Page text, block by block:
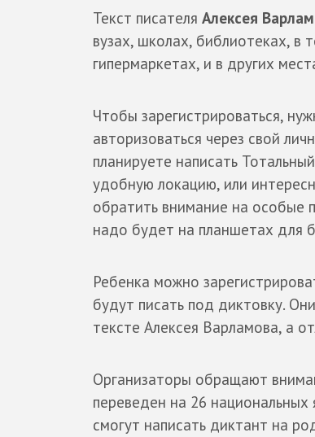
Текст писателя Алексея
вузах, школах, библиотеках, в
гипермаркетах, и в других
Чтобы зарегистрироваться,
авторизоваться через свой
планируете написать
удобную локацию, или
обратить внимание на особые
надо будет на планшетах для
Ребенка можно
будут писать под диктовку.
тексте Алексея Варламова, а
Организаторы обращают
переведен на 26
смогут написать диктант на